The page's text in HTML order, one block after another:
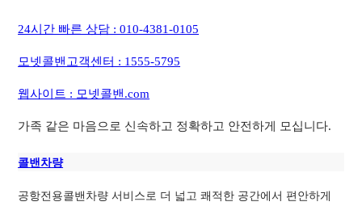
24시간 빠른 상담 : 010-4381-0105
모넷콜밴고객센터 : 1555-5795
웹사이트 : 모넷콜밴.com
가족 같은 마음으로 신속하고 정확하고 안전하게 모십니다.
콜밴차량
공항전용콜밴차량 서비스로 더 넓고 쾌적한 공간에서 편안하게